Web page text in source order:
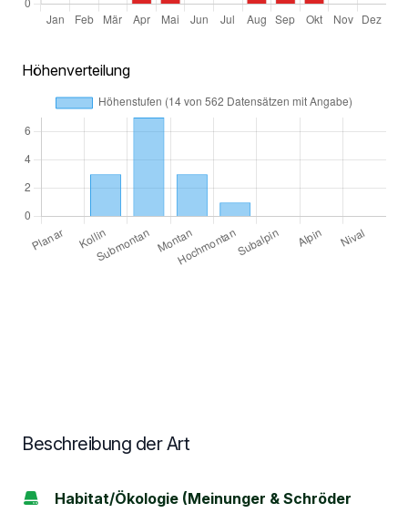
Höhenverteilung
Beschreibung der Art
Habitat/Ökologie (Meinunger & Schröder